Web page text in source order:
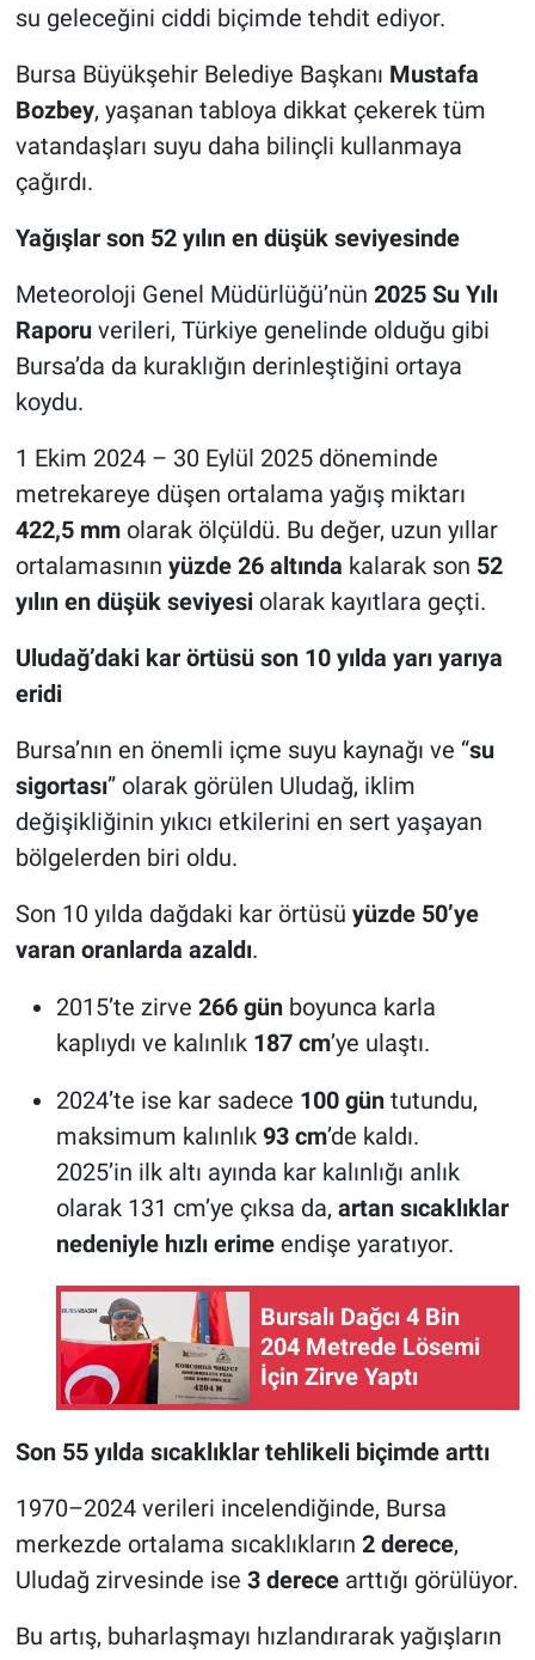
su geleceğini ciddi biçimde tehdit ediyor.
Bursa Büyükşehir Belediye Başkanı Mustafa
Bozbey, yaşanan tabloya dikkat çekerek tüm
vatandaşları suyu daha bilinçli kullanmaya
çağırdı.
Yağışlar son 52 yılın en düşük seviyesinde
Meteoroloji Genel Müdürlüğü’nün 2025 Su Yılı
Raporuverileri, Türkiye genelinde olduğu gibi
Bursa’da da kuraklığın derinleştiğini ortaya
koydu.
1 Ekim 2024 – 30 Eylül 2025 döneminde
metrekareye düşen ortalama yağış miktarı
422,5 mmolarak ölçüldü. Bu değer, uzun yıllar
ortalamasının yüzde 26 altında kalarak son 52
yılın en düşük seviyesiolarak kayıtlara geçti.
Uludağ’daki kar örtüsü son 10 yılda yarı yarıya
eridi
Bursa’nın en önemli içme suyu kaynağı ve “su
sigortası” olarak görülen Uludağ, iklim
değişikliğinin yıkıcı etkilerini en sert yaşayan
bölgelerden biri oldu.
Son 10 yılda dağdaki kar örtüsü yüzde 50’ye
varan oranlarda azaldı.
2015’te zirve 266 günboyunca karla
kaplıydı ve kalınlık 187 cm’ye ulaştı.
2024’te ise kar sadece 100 güntutundu,
maksimum kalınlık 93 cm’de kaldı.
2025’in ilk altı ayında kar kalınlığı anlık
olarak 131 cm’ye çıksa da, artan sıcaklıklar
nedeniyle hızlı erimeendişe yaratıyor.
Bursalı Dağcı 4 Bin
204 Metrede Lösemi
İçin Zirve Yaptı
Son 55 yılda sıcaklıklar tehlikeli biçimde arttı
1970–2024 verileri incelendiğinde, Bursa
merkezde ortalama sıcaklıkların 2 derece,
Uludağ zirvesinde ise 3 derecearttığı görülüyor.
Bu artış, buharlaşmayı hızlandırarak yağışların
Nöbetçi Eczaneler